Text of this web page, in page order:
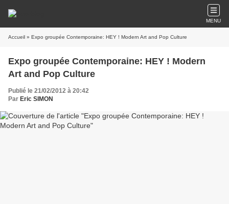
MENU
Accueil » Expo groupée Contemporaine: HEY ! Modern Art and Pop Culture
Expo groupée Contemporaine: HEY ! Modern
Art and Pop Culture
Publié le 21/02/2012 à 20:42
Par Eric SIMON